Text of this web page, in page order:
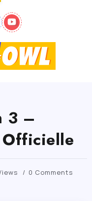
3 –
Officielle
0 Comments